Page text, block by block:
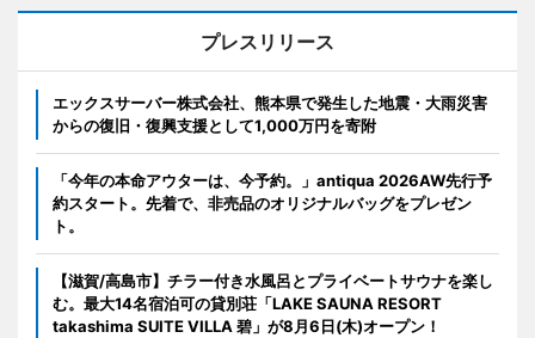
プレスリリース
エックスサーバー株式会社、熊本県で発生した地震・大雨災害
からの復旧・復興支援として1,000万円を寄附
「今年の本命アウターは、今予約。」antiqua 2026AW先行予
約スタート。先着で、非売品のオリジナルバッグをプレゼン
ト。
【滋賀/高島市】チラー付き水風呂とプライベートサウナを楽し
む。最大14名宿泊可の貸別荘「LAKE SAUNA RESORT
takashima SUITE VILLA 碧」が8月6日(木)オープン！